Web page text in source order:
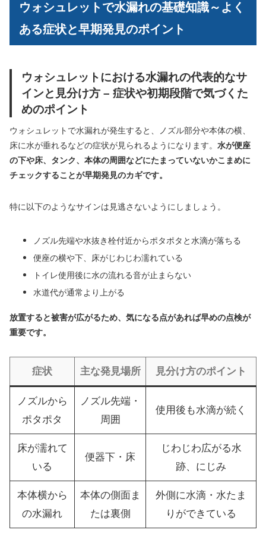
ウォシュレットで水漏れの基礎知識～よく
ある症状と早期発見のポイント
ウォシュレットにおける水漏れの代表的なサ
インと見分け方 – 症状や初期段階で気づくた
めのポイント
ウォシュレットで水漏れが発生すると、ノズル部分や本体の横、
床に水が垂れるなどの症状が見られるようになります。 水が便座
の下や床、タンク、本体の周囲などにたまっていないかこまめに
チェックすることが早期発見のカギです。
特に以下のようなサインは見逃さないようにしましょう。
ノズル先端や水抜き栓付近からポタポタと水滴が落ちる
便座の横や下、床がじわじわ濡れている
トイレ使用後に水の流れる音が止まらない
水道代が通常より上がる
放置すると被害が広がるため、気になる点があれば早めの点検が
重要です。
症状 主な発見場所 見分け方のポイント
ノズルから
ポタポタ
ノズル先端・
周囲
使用後も水滴が続く
床が濡れて
いる
便器下・床
じわじわ広がる水
跡、にじみ
本体横から
の水漏れ
本体の側面ま
たは裏側
外側に水滴・水たま
りができている